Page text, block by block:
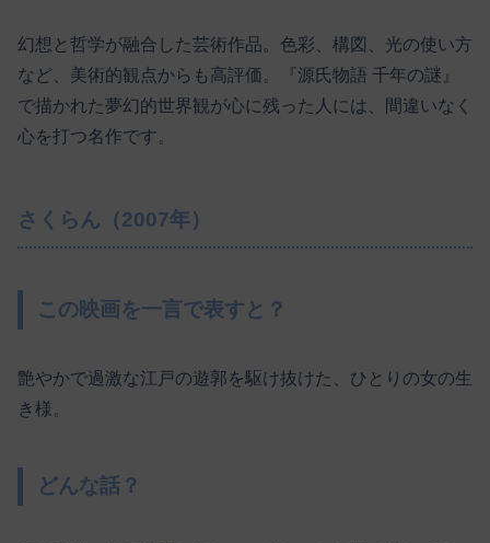
幻想と哲学が融合した芸術作品。色彩、構図、光の使い方
など、美術的観点からも高評価。『源氏物語 千年の謎』
で描かれた夢幻的世界観が心に残った人には、間違いなく
心を打つ名作です。
さくらん（2007年）
この映画を一言で表すと？
艶やかで過激な江戸の遊郭を駆け抜けた、ひとりの女の生
き様。
どんな話？